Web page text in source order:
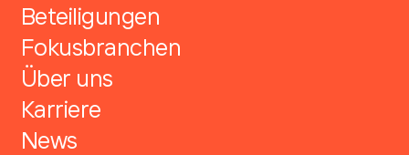
Beteiligungen
Fokusbranchen
Über uns
Karriere
News